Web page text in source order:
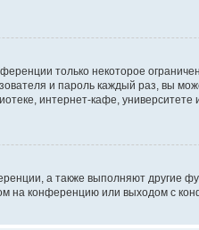
только некоторое
и пароль каждый раз, вы
интернет-кафе, университете
а также выполняют другие
на конференцию или выходом с